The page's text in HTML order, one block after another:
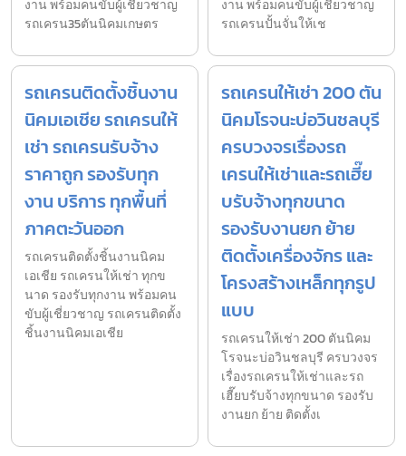
งาน พร้อมคนขับผู้เชี่ยวชาญ
รถเครน35ตันนิคมเกษตร
งาน พร้อมคนขับผู้เชี่ยวชาญ
รถเครนปั้นจั่นให้เช
รถเครนติดตั้งชิ้นงาน
นิคมเอเชีย รถเครนให้
เช่า รถเครนรับจ้าง
ราคาถูก รองรับทุก
งาน บริการ ทุกพื้นที่
ภาคตะวันออก
รถเครนติดตั้งชิ้นงานนิคม
เอเชีย รถเครนให้เช่า ทุกข
นาด รองรับทุกงาน พร้อมคน
ขับผู้เชี่ยวชาญ รถเครนติดตั้ง
ชิ้นงานนิคมเอเชีย
รถเครนให้เช่า 200 ตัน
นิคมโรจนะบ่อวินชลบุรี
ครบวงจรเรื่องรถ
เครนให้เช่าและรถเฮี๊ย
บรับจ้างทุกขนาด
รองรับงานยก ย้าย
ติดตั้งเครื่องจักร และ
โครงสร้างเหล็กทุกรูป
แบบ
รถเครนให้เช่า 200 ตันนิคม
โรจนะบ่อวินชลบุรี ครบวงจร
เรื่องรถเครนให้เช่าและรถ
เฮี๊ยบรับจ้างทุกขนาด รองรับ
งานยก ย้าย ติดตั้งเ